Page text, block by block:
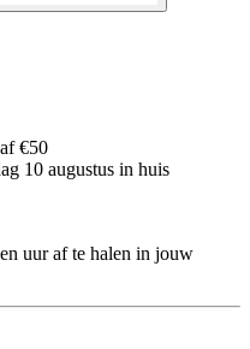
€50
10 augustus in huis
uur af te halen in jouw